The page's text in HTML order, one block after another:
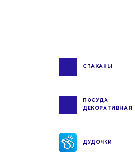
СТАКАНЫ
ПОСУДА
ДЕКОРАТИВНАЯ
ДУДОЧКИ